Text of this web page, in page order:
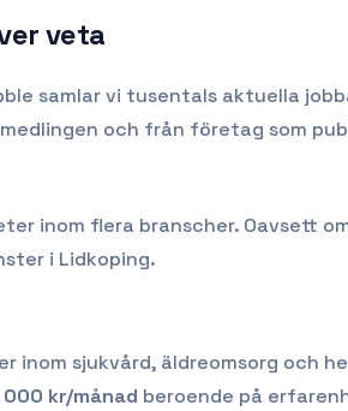
veta
samlar vi tusentals aktuella
och från företag som
inom flera branscher. Oavsett
i Lidkoping.
inom sjukvård, äldreomsorg och
000 kr/månad beroende på